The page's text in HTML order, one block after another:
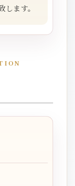
ます。